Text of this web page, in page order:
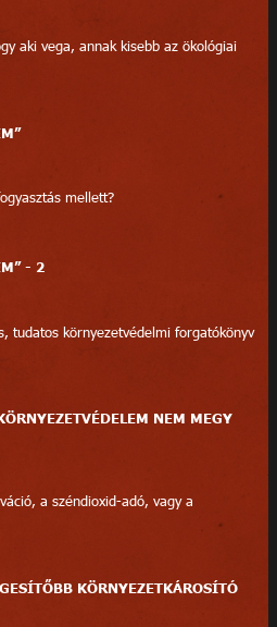
aki vega, annak kisebb az ökológiai
mellett?
- 2
tudatos környezetvédelmi forgatókönyv
NEM MEGY
a széndioxid-adó, vagy a
KÖRNYEZETKÁROSÍTÓ